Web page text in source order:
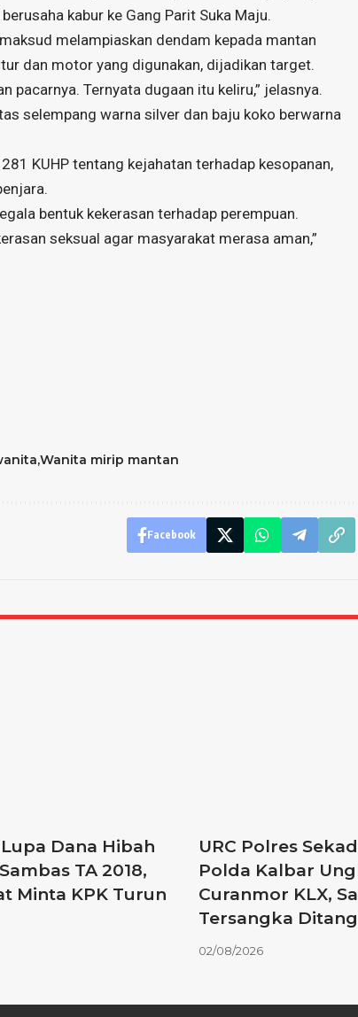
kabur ke Gang Parit Suka Maju.
melampiaskan dendam kepada mantan
dan motor yang digunakan, dijadikan target.
pacarnya. Ternyata dugaan itu keliru,” jelasnya.
selempang warna silver dan baju koko berwarna
KUHP tentang kejahatan terhadap kesopanan,
bentuk kekerasan terhadap perempuan.
seksual agar masyarakat merasa aman,”
Wanita mirip mantan
Facebook
Dana Hibah
TA 2018,
Minta KPK Turun
URC Polres
Polda Kalbar
Curanmor KLX,
Tersangka
02/08/2026